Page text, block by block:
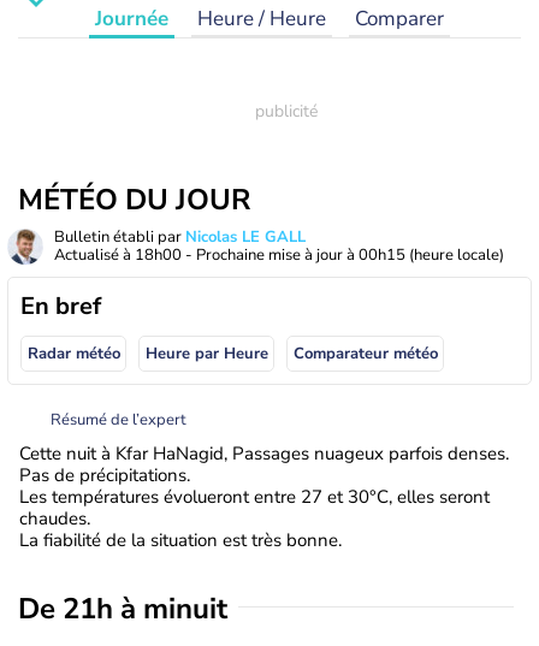
Journée Heure / Heure Comparer
MÉTÉO DU JOUR
Bulletin établi par Nicolas LE GALL
Actualisé à 18h00 - Prochaine mise à jour à 00h15 (heure locale)
En bref
Radar météo Heure par Heure Comparateur météo
Résumé de l’expert
Cette nuit à Kfar HaNagid, Passages nuageux parfois denses.
Pas de précipitations.
Les températures évolueront entre 27 et 30°C, elles seront
chaudes.
La fiabilité de la situation est très bonne.
De 21h à minuit